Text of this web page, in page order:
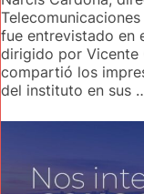
fue entrevistado en
dirigido por Vicente
compartió los
del instituto en sus